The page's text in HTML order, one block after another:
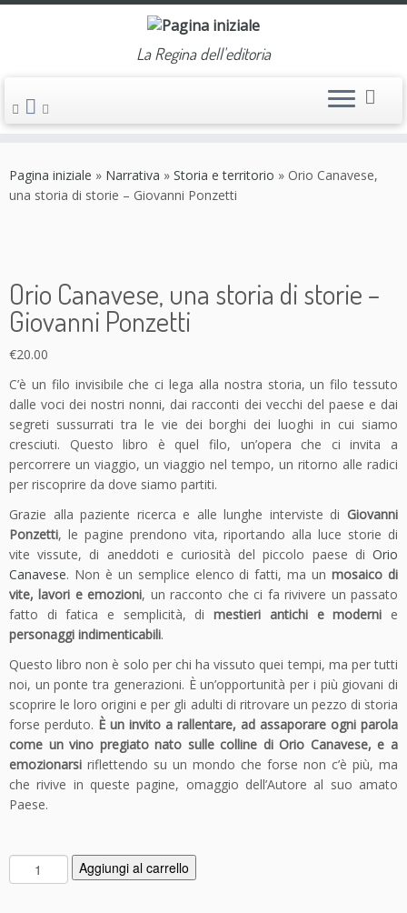
contenuto
La Regina dell'editoria
Pagina iniziale » Narrativa » Storia e territorio » Orio Canavese,
una storia di storie – Giovanni Ponzetti
Orio Canavese, una storia di storie –
Giovanni Ponzetti
€20.00
C’è un filo invisibile che ci lega alla nostra storia, un filo tessuto
dalle voci dei nostri nonni, dai racconti dei vecchi del paese e dai
segreti sussurrati tra le vie dei borghi dei luoghi in cui siamo
cresciuti. Questo libro è quel filo, un’opera che ci invita a
percorrere un viaggio, un viaggio nel tempo, un ritorno alle radici
per riscoprire da dove siamo partiti.
Grazie alla paziente ricerca e alle lunghe interviste di Giovanni
Ponzetti, le pagine prendono vita, riportando alla luce storie di
vite vissute, di aneddoti e curiosità del piccolo paese di Orio
Canavese. Non è un semplice elenco di fatti, ma unmosaico di
vite, lavori e emozioni, un racconto che ci fa rivivere un passato
fatto di fatica e semplicità, dimestieri antichi e moderni e
personaggi indimenticabili.
Questo libro non è solo per chi ha vissuto quei tempi, ma per tutti
noi, un ponte tra generazioni. È un’opportunità per i più giovani di
scoprire le loro origini e per gli adulti di ritrovare un pezzo di storia
forse perduto. È un invito a rallentare, ad assaporare ogni parola
come un vino pregiato nato sulle colline di Orio Canavese, e a
emozionarsi riflettendo su un mondo che forse non c’è più, ma
che rivive in queste pagine, omaggio dell’Autore al suo amato
Paese.
O
r
Aggiungi al carrello